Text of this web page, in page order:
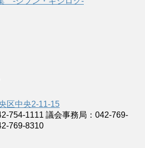
区中央2-11-15
754-1111 議会事務局：042-769-
769-8310